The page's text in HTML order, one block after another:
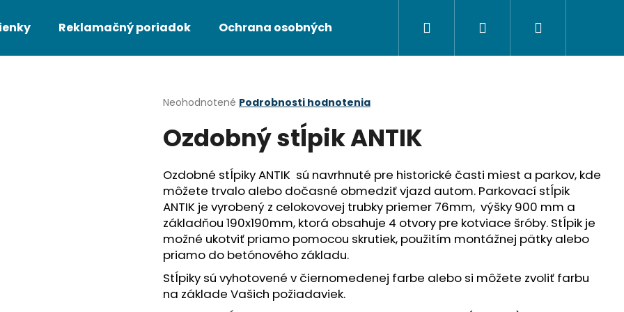
Reklamačný poriadok Ochrana osobných údajov Napíšte nám
Hľadať PrihlásenieNákupný
Priemerné
produktu
je
z
5
hviezdičiek.
Neohodnotené Podrobnosti hodnotenia
Ozdobný stĺpik ANTIK
Ozdobné stĺpiky ANTIK sú navrhnuté pre historické časti miest a parkov, kde
môžete trvalo alebo dočasné obmedziť vjazd autom. Parkovací stĺpik
ANTIK je vyrobený z celokovovej trubky priemer 76mm, výšky 900 mm a
základňou 190x190mm, ktorá obsahuje 4 otvory pre kotviace šróby. Stĺpik je
možné ukotviť priamo pomocou skrutiek, použitím montážnej pätky alebo
priamo do betónového základu.
Stĺpiky sú vyhotovené v čiernomedenej farbe alebo si môžete zvoliť farbu
na základe Vašich požiadaviek.
HĽADAŤ